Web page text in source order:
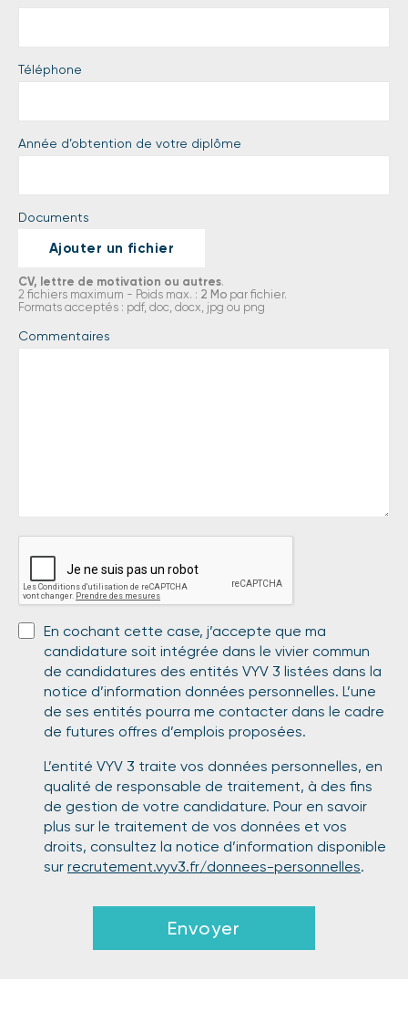
Téléphone
Année d’obtention de votre diplôme
Documents
Ajouter un fichier
CV, lettre de motivation ou autres.
2 fichiers maximum - Poids max. : 2 Mo par fichier.
Formats acceptés : pdf, doc, docx, jpg ou png
Commentaires
En cochant cette case, j’accepte que ma
candidature soit intégrée dans le vivier commun
de candidatures des entités VYV 3 listées dans la
notice d’information données personnelles. L’une
de ses entités pourra me contacter dans le cadre
de futures offres d’emplois proposées.
L’entité VYV 3 traite vos données personnelles, en
qualité de responsable de traitement, à des fins
de gestion de votre candidature. Pour en savoir
plus sur le traitement de vos données et vos
droits, consultez la notice d’information disponible
sur recrutement.vyv3.fr/donnees-personnelles.
Envoyer